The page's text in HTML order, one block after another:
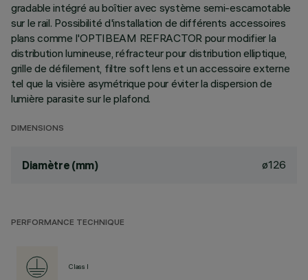
gradable intégré au boîtier avec système semi-escamotable
sur le rail. Possibilité d'installation de différents accessoires
plans comme l'OPTIBEAM REFRACTOR pour modifier la
distribution lumineuse, réfracteur pour distribution elliptique,
grille de défilement, filtre soft lens et un accessoire externe
tel que la visière asymétrique pour éviter la dispersion de
lumière parasite sur le plafond.
DIMENSIONS
Diamètre (mm) ø126
PERFORMANCE TECHNIQUE
Class I